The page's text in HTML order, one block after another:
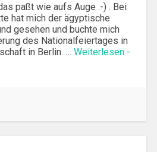
paßt wie aufs Auge .-) . Bei
hat mich der ägyptische
gesehen und buchte mich
des Nationalfeiertages in
in Berlin. … Weiterlesen -